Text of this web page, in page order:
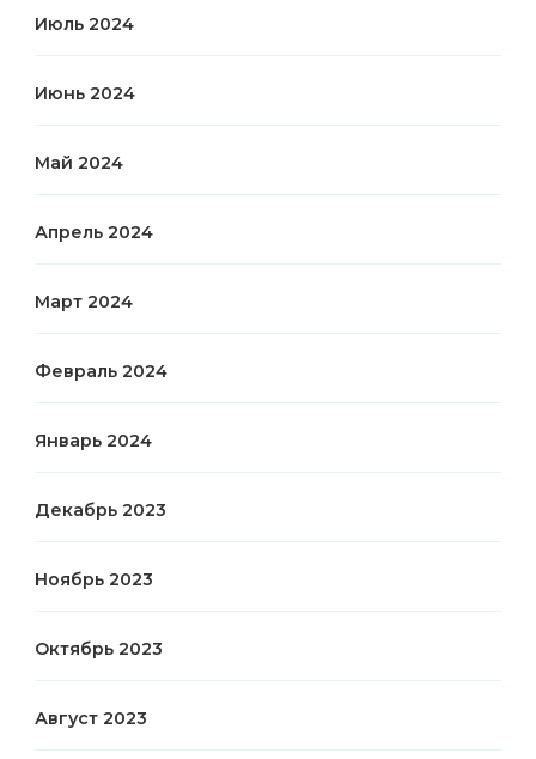
Июль 2024
Июнь 2024
Май 2024
Апрель 2024
Март 2024
Февраль 2024
Январь 2024
Декабрь 2023
Ноябрь 2023
Октябрь 2023
Август 2023